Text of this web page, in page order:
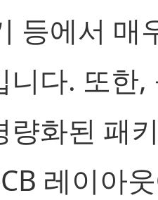
등에서 매
니다. 또한,
량화된 패
레이아